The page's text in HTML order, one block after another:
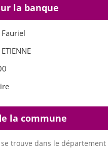
la banque
la commune
se trouve dans le département